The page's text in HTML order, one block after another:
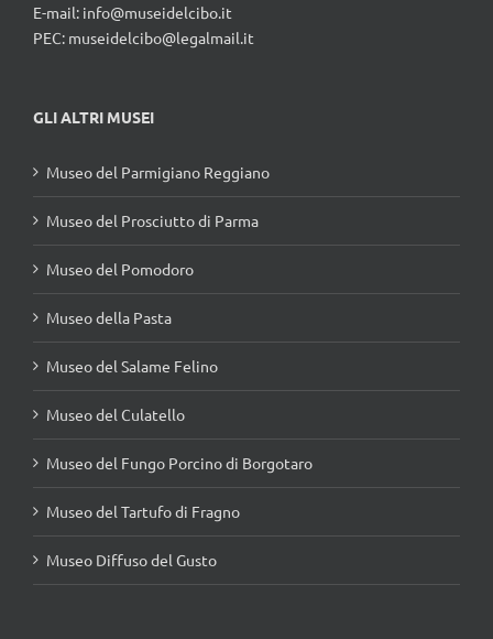
E-mail: info@museidelcibo.it
PEC: museidelcibo@legalmail.it
GLI ALTRI MUSEI
Museo del Parmigiano Reggiano
Museo del Prosciutto di Parma
Museo del Pomodoro
Museo della Pasta
Museo del Salame Felino
Museo del Culatello
Museo del Fungo Porcino di Borgotaro
Museo del Tartufo di Fragno
Museo Diffuso del Gusto